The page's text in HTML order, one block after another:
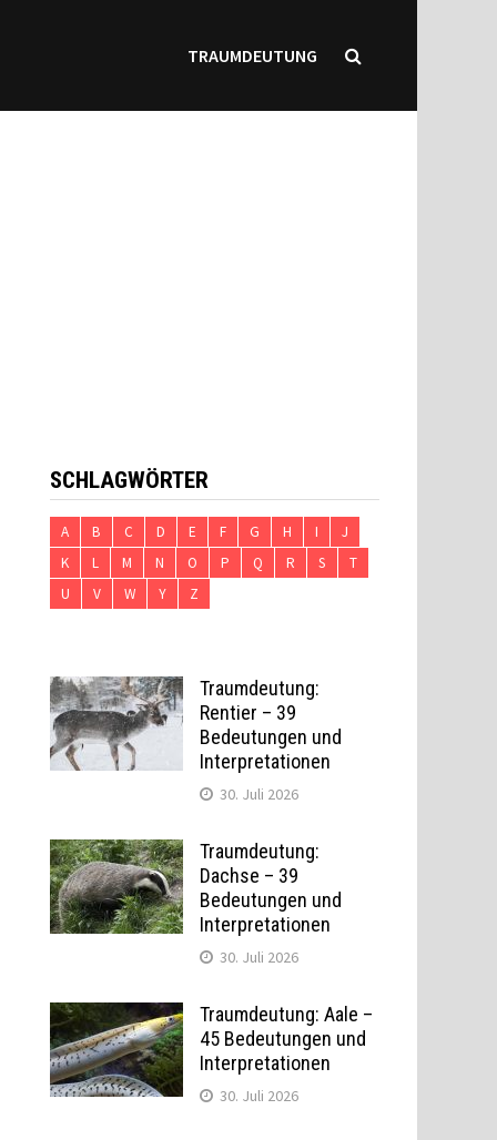
TRAUMDEUTUNG
SCHLAGWÖRTER
A B C D E F G H I
J
K
L M N O P Q R S
T
U
V W Y Z
Traumdeutung:
Rentier – 39
Bedeutungen und
Interpretationen
30. Juli 2026
Traumdeutung:
Dachse – 39
Bedeutungen und
Interpretationen
30. Juli 2026
Traumdeutung: Aale –
45 Bedeutungen und
Interpretationen
30. Juli 2026